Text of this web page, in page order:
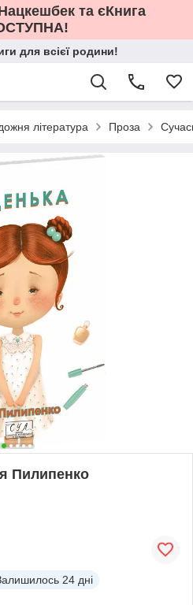
та єКнига
для всієї родини!
література Проза
Пилипенко
24 дні